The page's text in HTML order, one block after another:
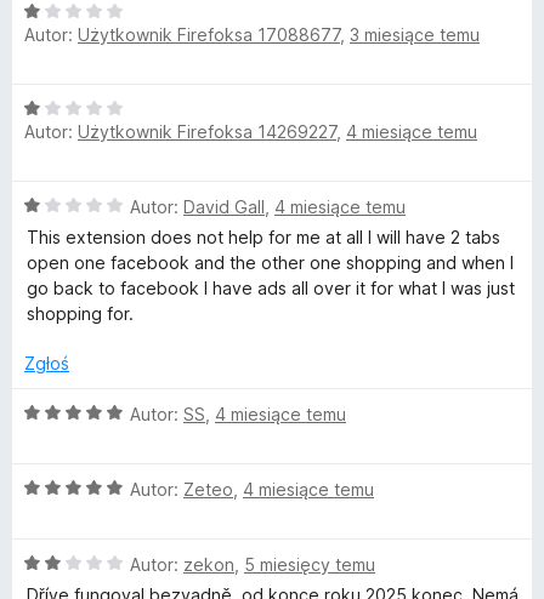
5
/
O
c
a
:
5
Autor: Użytkownik Firefoksa 17088677, 3 miesiące temu
O
c
a
1
/
5
Autor: Użytkownik Firefoksa 14269227, 4 miesiące temu
O
c
e
n
a
1
5
Autor: David Gall 4 miesiące temu
This extension does not help for me at all I will have 2 tabs
open one facebook and the other one shopping and when I
go back to facebook I have ads all over it for what I was just
shopping for.
Zgłoś
O
n
5
/
Autor: SS 4 miesiące temu
O
n
a
Autor: Zeteo 4 miesiące temu
O
c
Autor: zekon 5 miesięcy temu
Dříve fungoval bezvadně, od konce roku 2025 konec. Nemá